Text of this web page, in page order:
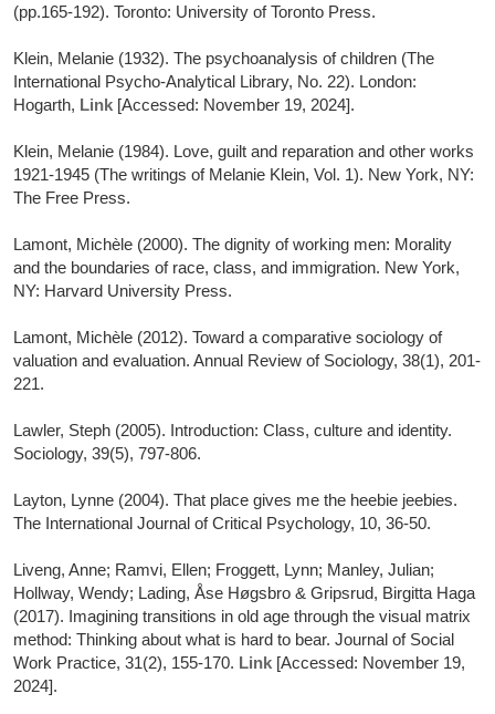
(pp.165-192). Toronto: University of Toronto Press.
Klein, Melanie (1932). The psychoanalysis of children (The
International Psycho-Analytical Library, No. 22). London:
Hogarth, Link [Accessed: November 19, 2024].
Klein, Melanie (1984). Love, guilt and reparation and other works
1921-1945 (The writings of Melanie Klein, Vol. 1). New York, NY:
The Free Press.
Lamont, Michèle (2000). The dignity of working men: Morality
and the boundaries of race, class, and immigration. New York,
NY: Harvard University Press.
Lamont, Michèle (2012). Toward a comparative sociology of
valuation and evaluation. Annual Review of Sociology, 38(1), 201-
221.
Lawler, Steph (2005). Introduction: Class, culture and identity.
Sociology, 39(5), 797-806.
Layton, Lynne (2004). That place gives me the heebie jeebies.
The International Journal of Critical Psychology, 10, 36-50.
Liveng, Anne; Ramvi, Ellen; Froggett, Lynn; Manley, Julian;
Hollway, Wendy; Lading, Åse Høgsbro & Gripsrud, Birgitta Haga
(2017). Imagining transitions in old age through the visual matrix
method: Thinking about what is hard to bear. Journal of Social
Work Practice, 31(2), 155-170. Link [Accessed: November 19,
2024].